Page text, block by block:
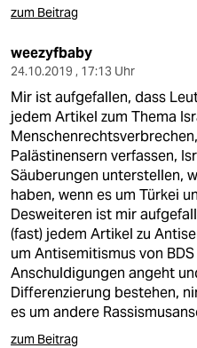
zum Beitrag
weezyfbaby
24.10.2019 , 17:13 Uhr
Mir ist aufgefallen, dass
jedem Artikel zum Thema
Palästinensern verfassen,
Säuberungen unterstellen,
haben, wenn es um Türkei
Desweiteren ist mir
(fast) jedem Artikel zu
um Antisemitismus von
Anschuldigungen angeht
Differenzierung bestehen,
es um andere
zum Beitrag